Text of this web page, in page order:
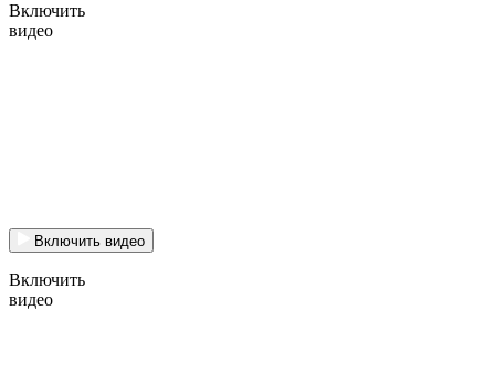
Включить
видео
Включить видео
Включить
видео